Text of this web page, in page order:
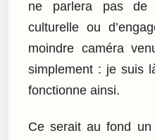
ne parlera pas de
culturelle ou
moindre caméra
simplement : je suis
fonctionne ainsi.
Ce serait au fond